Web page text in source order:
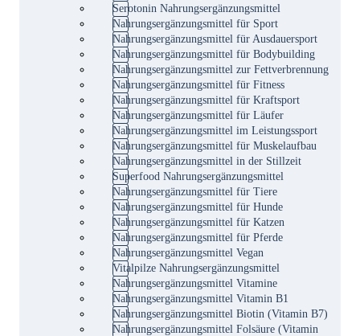
Serotonin Nahrungsergänzungsmittel
Nahrungsergänzungsmittel für Sport
Nahrungsergänzungsmittel für Ausdauersport
Nahrungsergänzungsmittel für Bodybuilding
Nahrungsergänzungsmittel zur Fettverbrennung
Nahrungsergänzungsmittel für Fitness
Nahrungsergänzungsmittel für Kraftsport
Nahrungsergänzungsmittel für Läufer
Nahrungsergänzungsmittel im Leistungssport
Nahrungsergänzungsmittel für Muskelaufbau
Nahrungsergänzungsmittel in der Stillzeit
Superfood Nahrungsergänzungsmittel
Nahrungsergänzungsmittel für Tiere
Nahrungsergänzungsmittel für Hunde
Nahrungsergänzungsmittel für Katzen
Nahrungsergänzungsmittel für Pferde
Nahrungsergänzungsmittel Vegan
Vitalpilze Nahrungsergänzungsmittel
Nahrungsergänzungsmittel Vitamine
Nahrungsergänzungsmittel Vitamin B1
Nahrungsergänzungsmittel Biotin (Vitamin B7)
Nahrungsergänzungsmittel Folsäure (Vitamin